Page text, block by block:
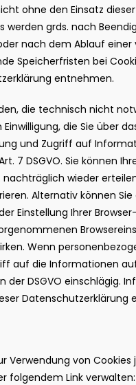
ohne den Einsatz
werden grds. nach
nach dem Ablauf
Speicherfristen bei
entnehmen.
die technisch nicht
die Sie über
und Zugriff auf
7 DSGVO. Sie können
wieder
Alternativ können
Einstellung Ihrer
Wenn
auf die Informationen
der DSGVO einschlägig.
Datenschutzerklärung
Verwendung von
folgendem Link